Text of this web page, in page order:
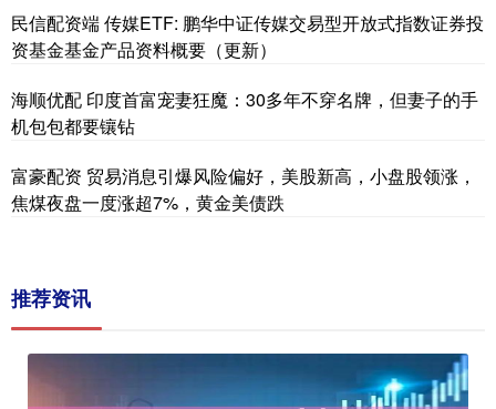
民信配资端 传媒ETF: 鹏华中证传媒交易型开放式指数证券投
资基金基金产品资料概要（更新）
海顺优配 印度首富宠妻狂魔：30多年不穿名牌，但妻子的手
机包包都要镶钻
富豪配资 贸易消息引爆风险偏好，美股新高，小盘股领涨，
焦煤夜盘一度涨超7%，黄金美债跌
推荐资讯